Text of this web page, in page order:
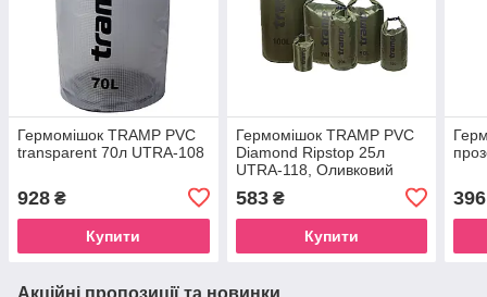
Гермомішок TRAMP PVC
transparent 70л UTRA-108
928 ₴
Купити
Гермомішок TRAMP PVC
Diamond Ripstop 25л
UTRA-118, Оливковий
583₴
Купити
396
Акційні пропозиції та новинки